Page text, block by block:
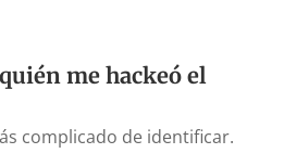
me hackeó el
complicado de identificar.